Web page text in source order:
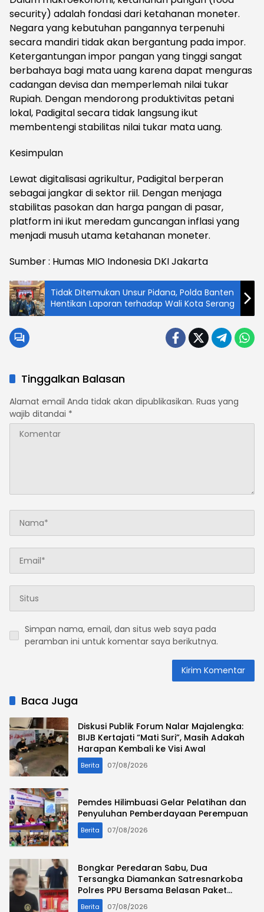
security) adalah fondasi dari ketahanan moneter.
Negara yang kebutuhan pangannya terpenuhi
secara mandiri tidak akan bergantung pada impor.
Ketergantungan impor pangan yang tinggi sangat
berbahaya bagi mata uang karena dapat menguras
cadangan devisa dan memperlemah nilai tukar
Rupiah. Dengan mendorong produktivitas petani
lokal, Padigital secara tidak langsung ikut
membentengi stabilitas nilai tukar mata uang.
​Kesimpulan
Lewat digitalisasi agrikultur, Padigital berperan
sebagai jangkar di sektor riil. Dengan menjaga
stabilitas pasokan dan harga pangan di pasar,
platform ini ikut meredam guncangan inflasi yang
menjadi musuh utama ketahanan moneter.
Sumber : Humas MIO Indonesia DKI Jakarta
Tidak Ditemukan Unsur Pidana, Polda Banten
Hentikan Laporan terhadap Wali Kota Serang
Tinggalkan Balasan
Alamat email Anda tidak akan dipublikasikan. Ruas yang
wajib ditandai *
Simpan nama, email, dan situs web saya pada
peramban ini untuk komentar saya berikutnya.
Baca Juga
Diskusi Publik Forum Nalar Majalengka:
BIJB Kertajati “Mati Suri”, Masih Adakah
Harapan Kembali ke Visi Awal
Berita 07/08/2026
Pemdes Hilimbuasi Gelar Pelatihan dan
Penyuluhan Pemberdayaan Perempuan
Berita 07/08/2026
Bongkar Peredaran Sabu, Dua
Tersangka Diamankan Satresnarkoba
Polres PPU Bersama Belasan Paket
Narkotika
Berita 07/08/2026